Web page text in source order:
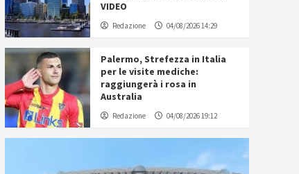
VIDEO
Redazione 04/08/2026 14:29
Palermo, Strefezza in Italia
per le visite mediche:
raggiungerà i rosa in
Australia
Redazione 04/08/2026 19:12